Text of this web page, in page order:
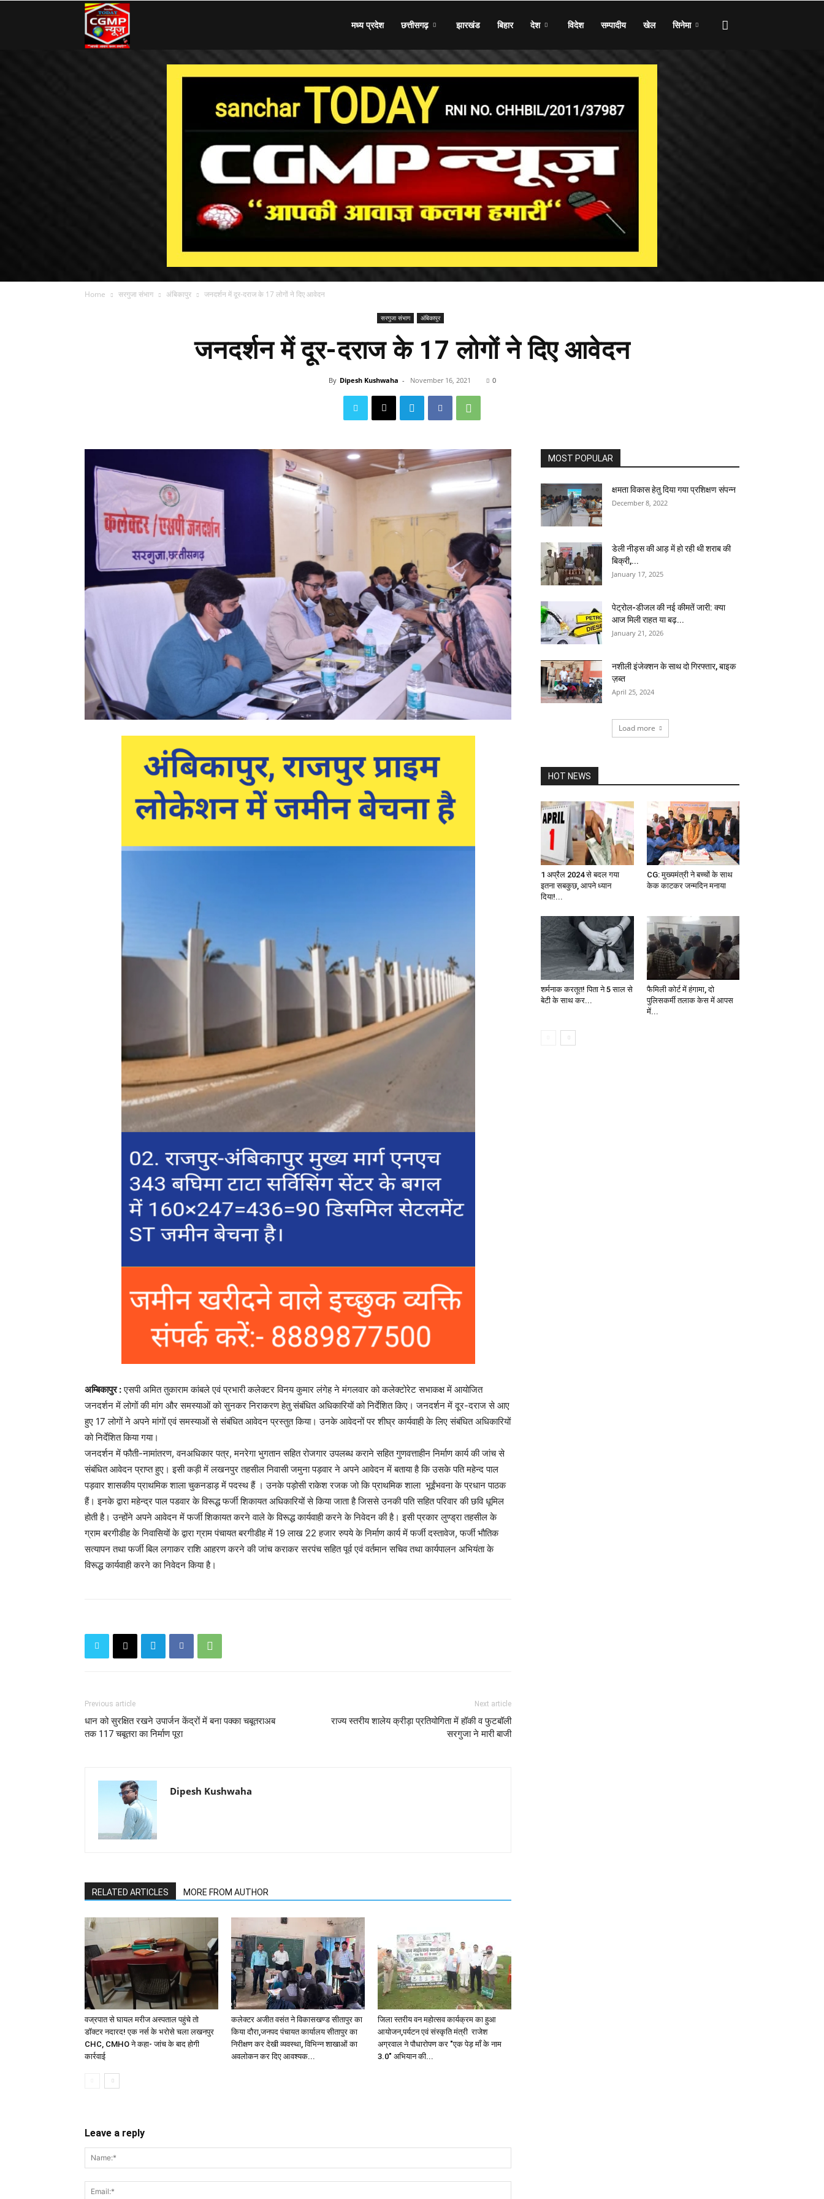
मध्य प्रदेश छत्तीसगढ़ झारखंड बिहार देश विदेश सम्पादीय खेल सिनेमा
Home सरगुजा संभाग अंबिकापुर जनदर्शन में दूर-दराज के 17 लोगों ने दिए आवेदन
सरगुजा संभाग अंबिकापुर
जनदर्शन में दूर-दराज के 17 लोगों ने दिए आवेदन
By Dipesh Kushwaha - November 16, 2021 0
अम्बिकापुर :एसपी अमित तुकाराम कांबले एवं प्रभारी कलेक्टर विनय कुमार लंगेह ने मंगलवार को कलेक्टोरेट सभाकक्ष में आयोजित
जनदर्शन में लोगों की मांग और समस्याओं को सुनकर निराकरण हेतु संबंधित अधिकारियों को निर्देशित किए। जनदर्शन में दूर-दराज से आए
हुए 17 लोगों ने अपने मांगों एवं समस्याओं से संबंधित आवेदन प्रस्तुत किया। उनके आवेदनों पर शीघ्र कार्यवाही के लिए संबंधित अधिकारियों
को निर्देशित किया गया।
जनदर्शन में फौती-नामांतरण, वनअधिकार पत्र, मनरेगा भुगतान सहित रोजगार उपलब्ध कराने सहित गुणवत्ताहीन निर्माण कार्य की जांच से
संबंधित आवेदन प्राप्त हुए। इसी कड़ी में लखनपुर तहसील निवासी जमुना पड़वार ने अपने आवेदन में बताया है कि उसके पति महेन्द पाल
पड़वार शासकीय प्राथमिक शाला चुकनडाड़ में पदस्थ हैं । उनके पड़ोसी राकेश रजक जो कि प्राथमिक शाला भूईंभवना के प्रधान पाठक
हैं। इनके द्वारा महेन्द्र पाल पडवार के विरूद्ध फर्जी शिकायत अधिकारियों से किया जाता है जिससे उनकी पति सहित परिवार की छवि धूमिल
होती है। उन्होंने अपने आवेदन में फर्जी शिकायत करने वाले के विरूद्ध कार्यवाही करने के निवेदन की है। इसी प्रकार लुण्ड्रा तहसील के
ग्राम बरगीडीह के निवासियों के द्वारा ग्राम पंचायत बरगीडीह में 19 लाख 22 हजार रुपये के निर्माण कार्य में फर्जी दस्तावेज, फर्जी भौतिक
सत्यापन तथा फर्जी बिल लगाकर राशि आहरण करने की जांच कराकर सरपंच सहित पूर्व एवं वर्तमान सचिव तथा कार्यपालन अभियंता के
विरूद्ध कार्यवाही करने का निवेदन किया है।
Previous article
धान को सुरक्षित रखने उपार्जन केंद्रों में बना पक्का चबूतराअब
तक 117 चबूतरा का निर्माण पूरा
Next article
राज्य स्तरीय शालेय क्रीड़ा प्रतियोगिता में हॉकी व फुटबॉली
सरगुजा ने मारी बाजी
Dipesh Kushwaha
RELATED ARTICLES MORE FROM AUTHOR
वज्रपात से घायल मरीज अस्पताल पहुंचे तो
डॉक्टर नदारद! एक नर्स के भरोसे चला लखनपुर
CHC, CMHO ने कहा- जांच के बाद होगी
कार्रवाई
कलेक्टर अजीत वसंत ने विकासखण्ड सीतापुर का
किया दौरा,जनपद पंचायत कार्यालय सीतापुर का
निरीक्षण कर देखी व्यवस्था, विभिन्न शाखाओं का
अवलोकन कर दिए आवश्यक...
जिला स्तरीय वन महोत्सव कार्यक्रम का हुआ
आयोजन,पर्यटन एवं संस्कृति मंत्री राजेश
अग्रवाल ने पौधारोपण कर "एक पेड़ माँ के नाम
3.0" अभियान की...
Leave a reply
MOST POPULAR
क्षमता विकास हेतु दिया गया प्रशिक्षण संपन्न
December 8, 2022
डेली नीड्स की आड़ में हो रही थी शराब की
बिक्री,...
January 17, 2025
पेट्रोल-डीजल की नई कीमतें जारी: क्या
आज मिली राहत या बढ़...
January 21, 2026
नशीली इंजेक्शन के साथ दो गिरफ्तार, बाइक
ज़ब्त
April 25, 2024
Load more
HOT NEWS
1 अप्रैल 2024 से बदल गया
इतना सबकुछ, आपने ध्यान
दिया!...
CG: मुख्यमंत्री ने बच्चों के साथ
केक काटकर जन्मदिन मनाया
शर्मनाक करतूत! पिता ने 5 साल से
बेटी के साथ कर...
फैमिली कोर्ट में हंगामा, दो
पुलिसकर्मी तलाक केस में आपस
में...